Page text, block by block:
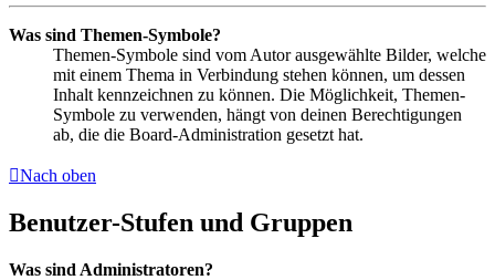
Was sind Themen-Symbole?
Themen-Symbole sind vom Autor ausgewählte Bilder, welche
mit einem Thema in Verbindung stehen können, um dessen
Inhalt kennzeichnen zu können. Die Möglichkeit, Themen-
Symbole zu verwenden, hängt von deinen Berechtigungen
ab, die die Board-Administration gesetzt hat.
Nach oben
Benutzer-Stufen und Gruppen
Was sind Administratoren?